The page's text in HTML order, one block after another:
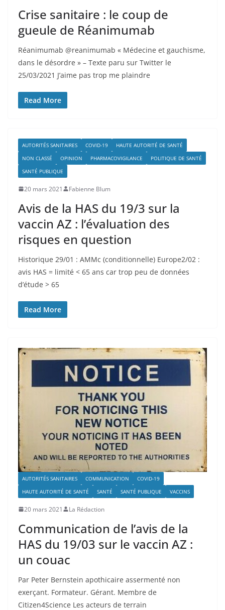
Crise sanitaire : le coup de
gueule de Réanimumab
Réanimumab @reanimumab « Médecine et gauchisme,
dans le désordre » – Texte paru sur Twitter le
25/03/2021 J’aime pas trop me plaindre
Read More
AUTORITÉS SANITAIRES COVID-19
HAUTE AUTORITÉ DE SANTÉ
NON CLASSÉ
OPINION PHARMACOVIGILANCE
POLITIQUE DE SANTÉ
SANTÉ PUBLIQUE
20 mars 2021 Fabienne Blum
Avis de la HAS du 19/3 sur la
vaccin AZ : l’évaluation des
risques en question
Historique 29/01 : AMMc (conditionnelle) Europe2/02 :
avis HAS = limité < 65 ans car trop peu de données
d’étude > 65
Read More
AUTORITÉS SANITAIRES COMMUNICATION
COVID-19
HAUTE AUTORITÉ DE SANTÉ
SANTÉ SANTÉ PUBLIQUE VACCINS
20 mars 2021 La Rédaction
Communication de l’avis de la
HAS du 19/03 sur le vaccin AZ :
un couac
Par Peter Bernstein apothicaire assermenté non
exerçant. Formateur. Gérant. Membre de
Citizen4Science Les acteurs de terrain